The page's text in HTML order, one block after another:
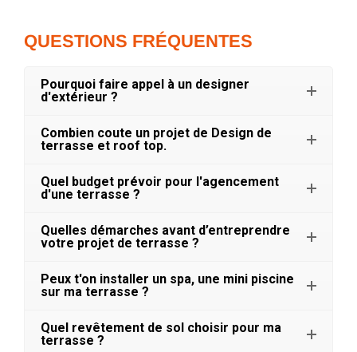
QUESTIONS FRÉQUENTES
Pourquoi faire appel à un designer
d'extérieur ?
Combien coute un projet de Design de
terrasse et roof top.
Quel budget prévoir pour l'agencement
d'une terrasse ?
Quelles démarches avant d’entreprendre
votre projet de terrasse ?
Peux t'on installer un spa, une mini piscine
sur ma terrasse ?
Quel revêtement de sol choisir pour ma
terrasse ?